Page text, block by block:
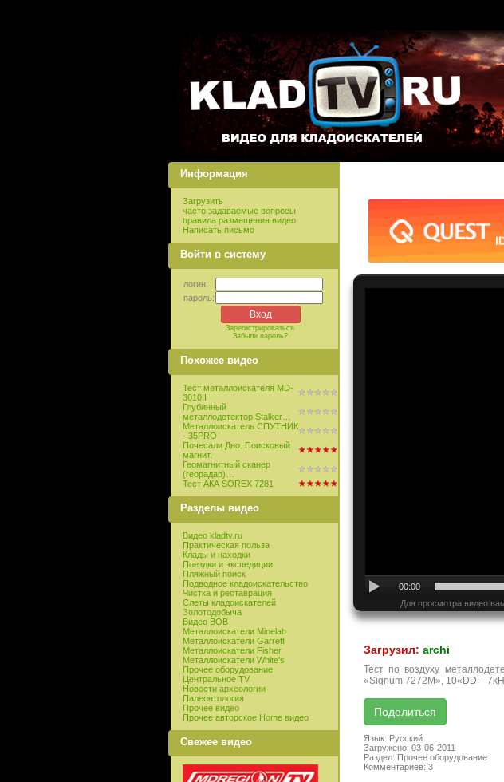
Информация
Загрузить
часто задаваемые вопросы
правила размещения видео
Написать письмо
Войти в систему
логин:
пароль:
Зарегистрироваться
Забыли пароль?
Похожее видео
Тест металлоискателя MD-
3010II
Глубинный
металлодетектор Stalker…
Металлоискатель СПУТНИК
- 35PRO
Почесали Дно. Поисковый
магнит.
Геомагнитный сканер
(георадар)…
Тест АКА SOREX 7281
Разделы видео
Видео kladtv.ru
Практическая польза
Клады и находки
Поездки и экспедиции
Пляжный поиск
Подводное кладоискательство
Чистка и реставрация
Слеты кладоискателей
Золотодобыча
Видео ВОВ
Металлоискатели Minelab
Металлоискатели Garrett
Металлоискатели Fisher
Металлоискатели White’s
Прочее оборудование
Центральное TV
Новости археологии
Палеонтология
Прочее видео
Прочее авторское Home видео
Свежее видео
00:00
Для просмотра видео
Загрузил: archi
Тест по воздуху
«Signum 7272M», 10«DD –
Язык: Русский
Загружено: 03-06-2011
Раздел: Прочее оборудование
Комментариев: 3